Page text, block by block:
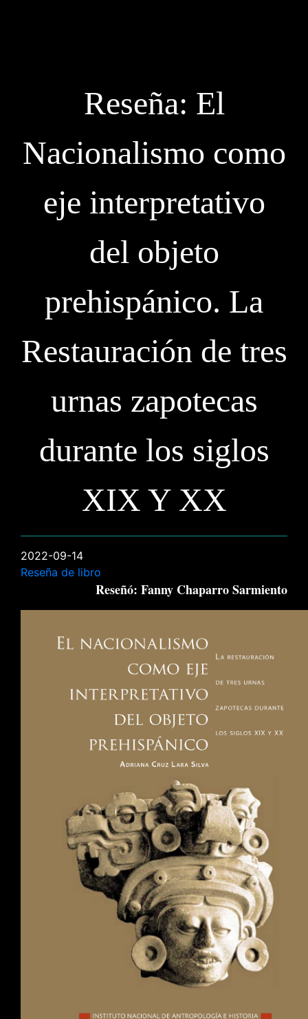
Reseña: El
Nacionalismo como
eje interpretativo
del objeto
prehispánico. La
Restauración de tres
urnas zapotecas
durante los siglos
XIX Y XX
2022-09-14
Reseña de libro
Reseñó: Fanny Chaparro Sarmiento